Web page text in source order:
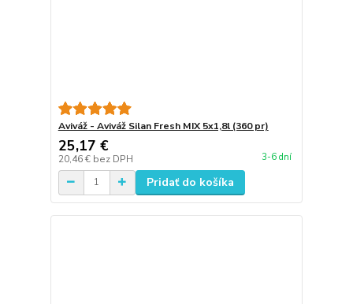
Aviváž - Aviváž Silan Fresh MIX 5x1,8l (360 pr)
25,17 €
20,46 € bez DPH 3-6 dní
Pridať do košíka